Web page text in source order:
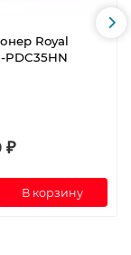
Royal
PDC35HN
₽
В корзину